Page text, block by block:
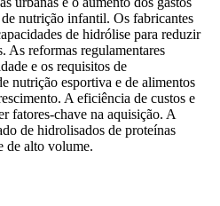
nutrição infantil. Os fabricantes
de hidrólise para reduzir
As reformas regulamentares
e os requisitos de
nutrição esportiva e de alimentos
A eficiência de custos e
fatores-chave na aquisição. A
de hidrolisados ​​de proteínas
de alto volume.